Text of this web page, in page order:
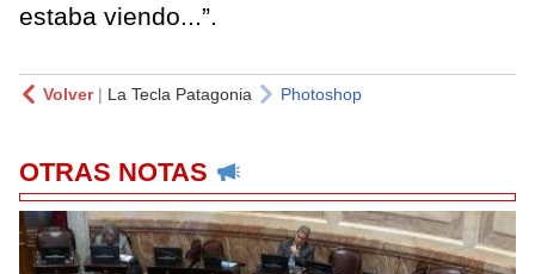
estaba viendo...”.
Volver| La Tecla Patagonia Photoshop
OTRAS NOTAS